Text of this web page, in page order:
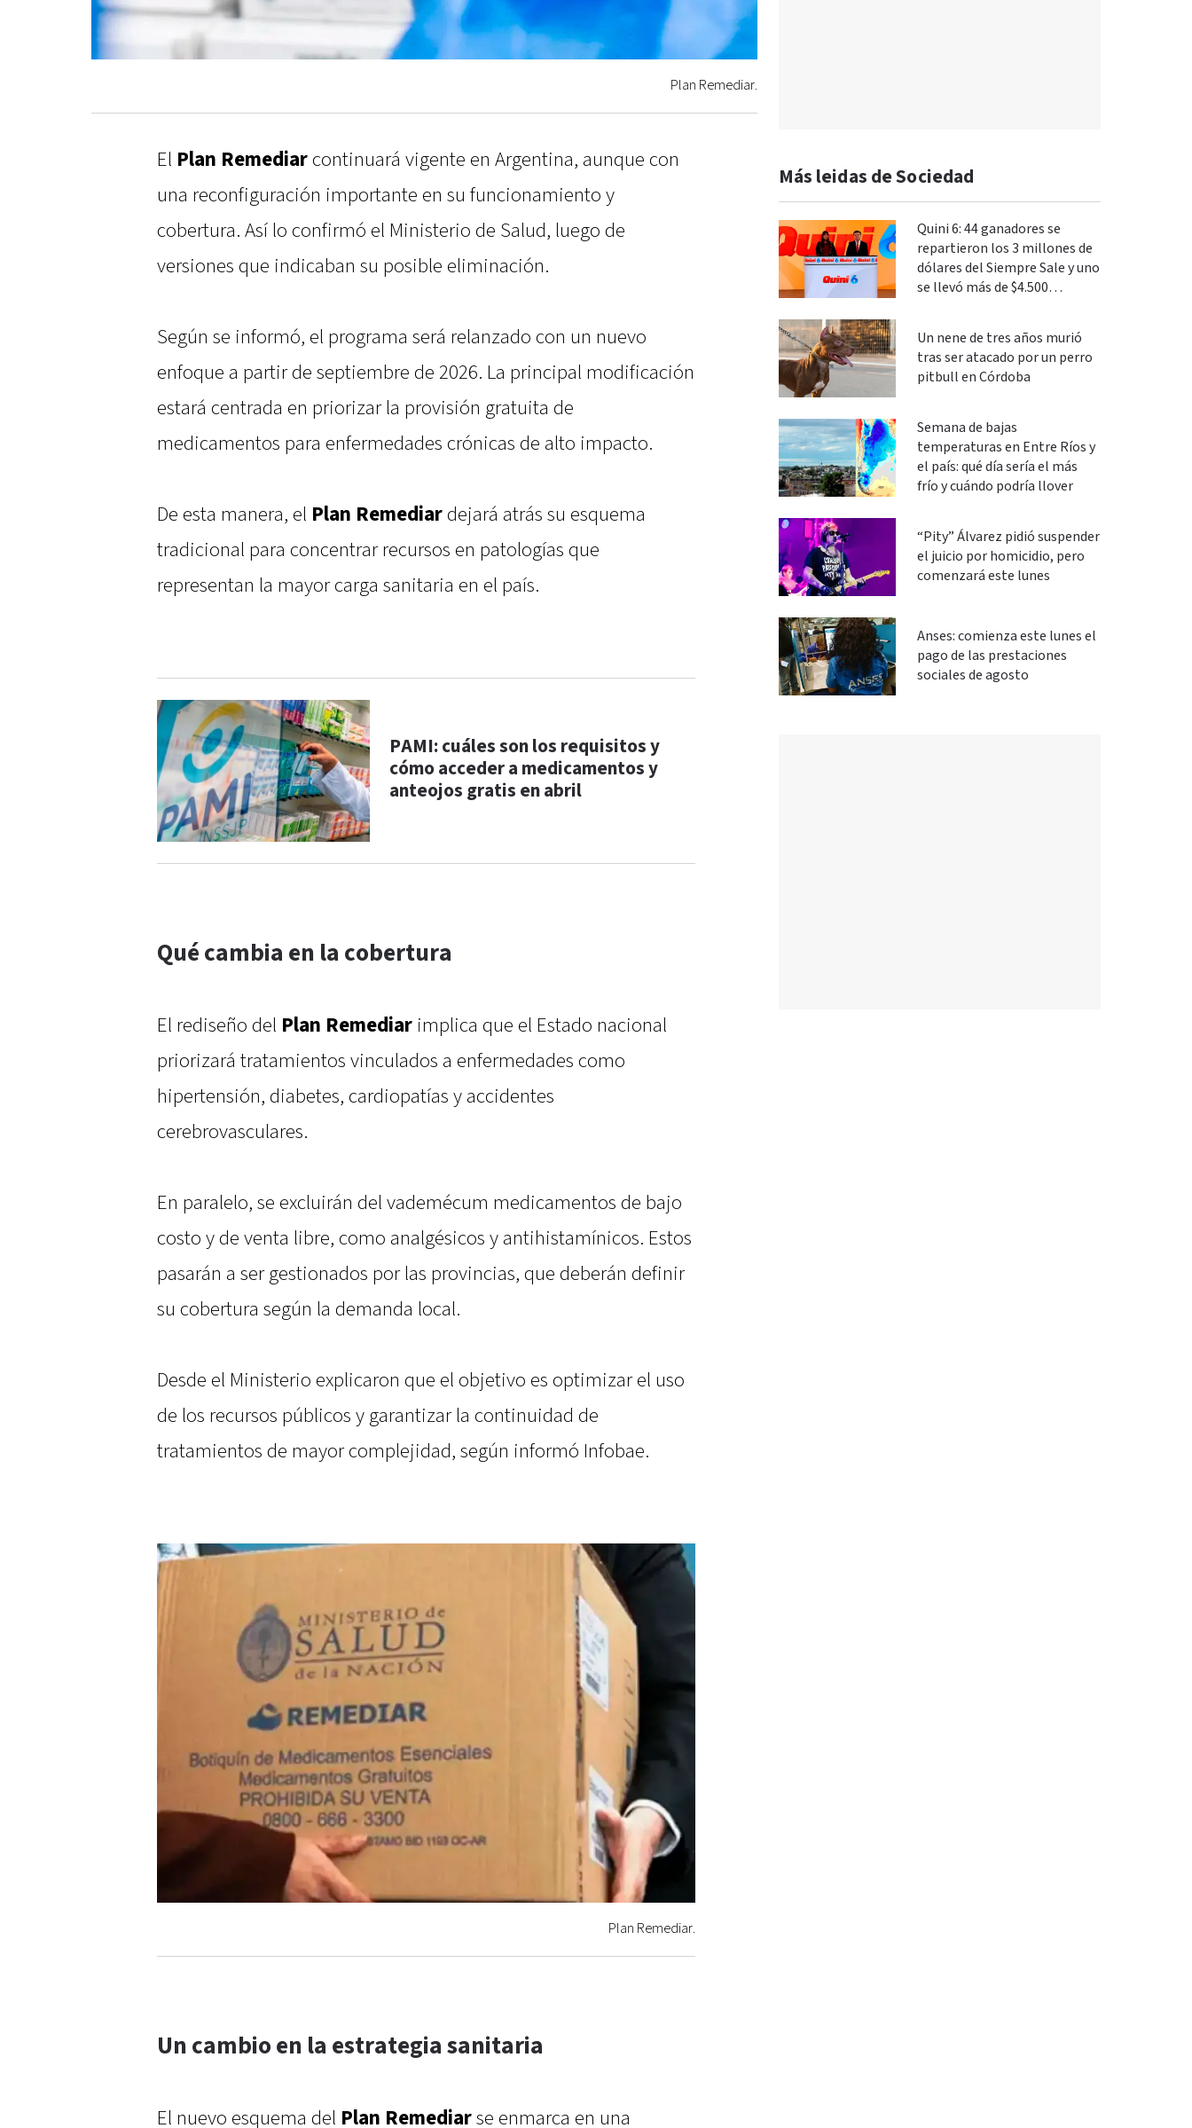
Plan Remediar.
El Plan Remediarcontinuará vigente en Argentina, aunque con
una reconfiguración importante en su funcionamiento y
cobertura. Así lo confirmó el Ministerio de Salud, luego de
versiones que indicaban su posible eliminación.
Según se informó, el programa será relanzado con un nuevo
enfoque a partir de septiembre de 2026. La principal modificación
estará centrada en priorizar la provisión gratuita de
medicamentos para enfermedades crónicas de alto impacto.
De esta manera, el Plan Remediardejará atrás su esquema
tradicional para concentrar recursos en patologías que
representan la mayor carga sanitaria en el país.
PAMI: cuáles son los requisitos y
cómo acceder a medicamentos y
anteojos gratis en abril
Qué cambia en la cobertura
El rediseño del Plan Remediar implica que el Estado nacional
priorizará tratamientos vinculados a enfermedades como
hipertensión, diabetes, cardiopatías y accidentes
cerebrovasculares.
En paralelo, se excluirán del vademécum medicamentos de bajo
costo y de venta libre, como analgésicos y antihistamínicos. Estos
pasarán a ser gestionados por las provincias, que deberán definir
su cobertura según la demanda local.
Desde el Ministerio explicaron que el objetivo es optimizar el uso
de los recursos públicos y garantizar la continuidad de
tratamientos de mayor complejidad, según informó Infobae.
Plan Remediar.
Un cambio en la estrategia sanitaria
El nuevo esquema del Plan Remediarse enmarca en una
Más leidas de Sociedad
Quini 6: 44 ganadores se
repartieron los 3 millones de
dólares del Siempre Sale y uno
se llevó más de $4.500
Un nene de tres años murió
tras ser atacado por un perro
pitbull en Córdoba
Semana de bajas
temperaturas en Entre Ríos y
el país: qué día sería el más
frío y cuándo podría llover
“Pity” Álvarez pidió suspender
el juicio por homicidio, pero
comenzará este lunes
Anses: comienza este lunes el
pago de las prestaciones
sociales de agosto